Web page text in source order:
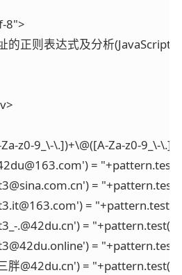
8">
的正则表达式及分析(JavaScript
z0-9_\-\.])+\@([A-Za-z0-9_\-
=
=
=
.@42du.cn') =
=
胖@42du.cn') =